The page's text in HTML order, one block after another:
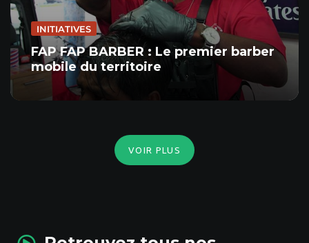
INITIATIVES
FAP FAP BARBER : Le premier barber
mobile du territoire
VOIR PLUS